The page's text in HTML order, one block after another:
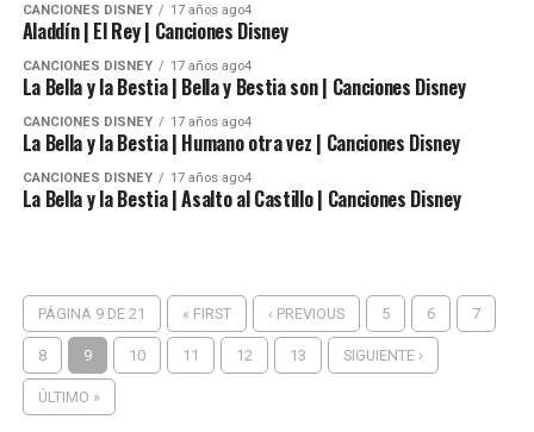
CANCIONES DISNEY 17 años ago4
Aladdín | El Rey | Canciones Disney
CANCIONES DISNEY 17 años ago4
La Bella y la Bestia | Bella y Bestia son | Canciones Disney
CANCIONES DISNEY 17 años ago4
La Bella y la Bestia | Humano otra vez | Canciones Disney
CANCIONES DISNEY 17 años ago4
La Bella y la Bestia | Asalto al Castillo | Canciones Disney
PÁGINA 9 DE 21 « FIRST ‹ PREVIOUS 5 6 7
8 9 10 11 12 13 SIGUIENTE ›
ÚLTIMO »